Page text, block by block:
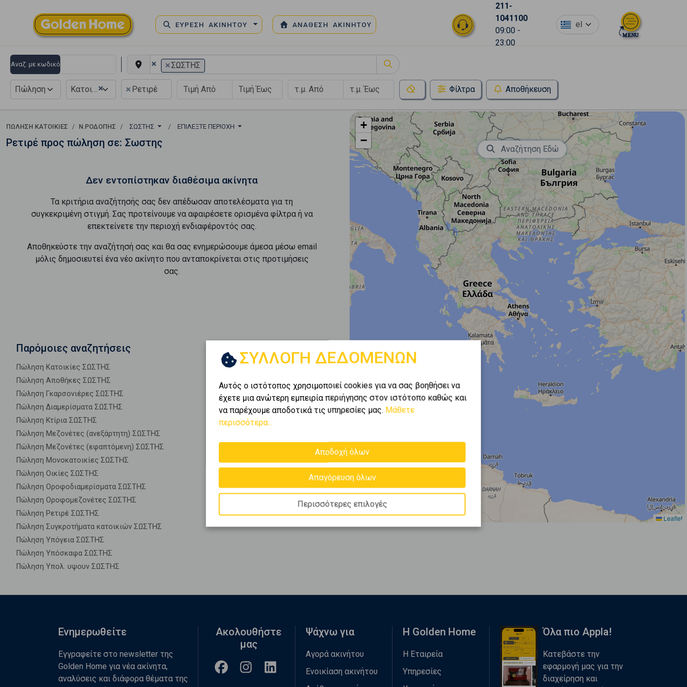
ΕΥΡΕΣΗ ΑΚΙΝΗΤΟΥ ΑΝΑΘΕΣΗ ΑΚΙΝΗΤΟΥ
211-
1041100
09:00 -
23:00
el
Αναζ. με κωδικό × ×ΣΩΣΤΗΣ
Πώληση ×
Κατοικία × Ρετιρέ Φίλτρα Αποθήκευση
ΠΏΛΗΣΗ ΚΑΤΟΙΚΊΕΣ Ν.ΡΟΔΟΠΗΣ ΣΩΣΤΗΣ ΕΠΙΛΈΞΤΕ ΠΕΡΙΟΧΉ
Ρετιρέ προς πώληση σε: Σωστης
Δεν εντοπίστηκαν διαθέσιμα ακίνητα
Τα κριτήρια αναζήτησής σας δεν απέδωσαν αποτελέσματα για τη
συγκεκριμένη στιγμή. Σας προτείνουμε να αφαιρέσετε ορισμένα φίλτρα ή να
επεκτείνετε την περιοχή ενδιαφέροντός σας.
Αποθηκεύστε την αναζήτησή σας και θα σας ενημερώσουμε άμεσα μέσω email
μόλις δημοσιευτεί ένα νέο ακίνητο που ανταποκρίνεται στις προτιμήσεις
σας.
Παρόμοιες αναζητήσεις
Πώληση Κατοικίες ΣΩΣΤΗΣ
Πώληση Αποθήκες ΣΩΣΤΗΣ
Πώληση Γκαρσονιέρες ΣΩΣΤΗΣ
Πώληση Διαμερίσματα ΣΩΣΤΗΣ
Πώληση Κτίρια ΣΩΣΤΗΣ
Πώληση Μεζονέτες (ανεξάρτητη) ΣΩΣΤΗΣ
Πώληση Μεζονέτες (εφαπτόμενη) ΣΩΣΤΗΣ
Πώληση Μονοκατοικίες ΣΩΣΤΗΣ
Πώληση Οικίες ΣΩΣΤΗΣ
Πώληση Οροφοδιαμερίσματα ΣΩΣΤΗΣ
Πώληση Οροφομεζονέτες ΣΩΣΤΗΣ
Πώληση Ρετιρέ ΣΩΣΤΗΣ
Πώληση Συγκροτήματα κατοικιών ΣΩΣΤΗΣ
Πώληση Υπόγεια ΣΩΣΤΗΣ
Πώληση Υπόσκαφα ΣΩΣΤΗΣ
Πώληση Υπολ. υψουν ΣΩΣΤΗΣ
+
−
Leaflet
Αναζήτηση Εδώ
ΣΥΛΛΟΓΗ ΔΕΔΟΜΕΝΩΝ
Αυτός ο ιστότοπος χρησιμοποιεί cookies για να σας βοηθήσει να
έχετε μια ανώτερη εμπειρία περιήγησης στον ιστότοπο καθώς και
να παρέχουμε αποδοτικά τις υπηρεσίες μας. Μάθετε
περισσότερα...
Αποδοχή όλων
Απαγόρευση όλων
Περισσότερες επιλογές
Ενημερωθείτε
Εγγραφείτε στο newsletter της
Golden Home για νέα ακίνητα,
αναλύσεις και διάφορα θέματα της
Ακολουθήστε
μας
Ψάχνω για
Αγορά ακινήτου
Ενοικίαση ακινήτου
Η Golden Home
Η Εταιρεία
Υπηρεσίες
Όλα πιο Appla!
Κατεβάστε την
εφαρμογή μας για την
διαχείρηση και